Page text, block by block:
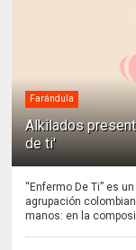
Farándula
Alkilados
de ti'
“Enfermo De Ti” es
agrupación
manos: en la